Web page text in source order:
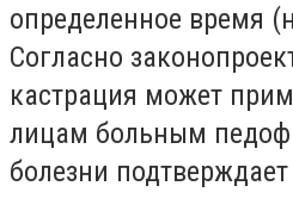
определенное время
Согласно
кастрация может
лицам больным
болезни